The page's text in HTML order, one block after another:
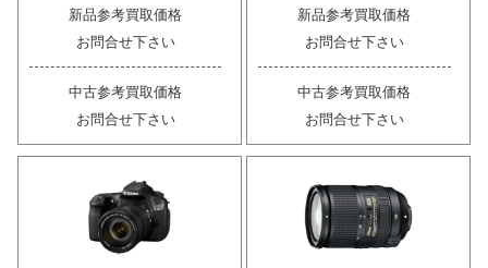
新品参考買取価格
お問合せ下さい
中古参考買取価格
お問合せ下さい
新品参考買取価格
お問合せ下さい
中古参考買取価格
お問合せ下さい